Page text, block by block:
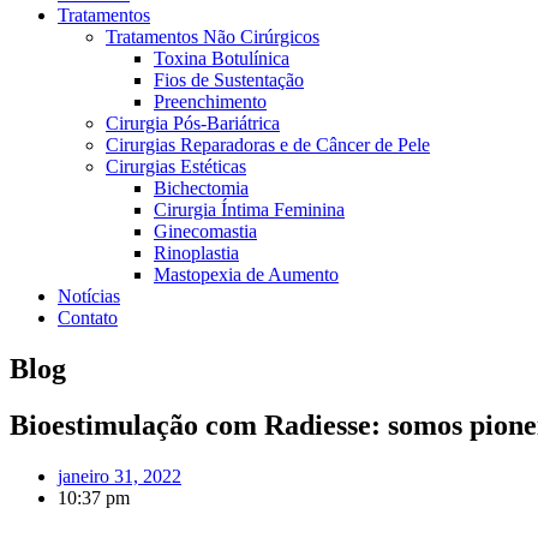
Tratamentos
Tratamentos Não Cirúrgicos
Toxina Botulínica
Fios de Sustentação
Preenchimento
Cirurgia Pós-Bariátrica
Cirurgias Reparadoras e de Câncer de Pele
Cirurgias Estéticas
Bichectomia
Cirurgia Íntima Feminina
Ginecomastia
Rinoplastia
Mastopexia de Aumento
Notícias
Contato
Blog
Bioestimulação com Radiesse: somos
janeiro 31, 2022
10:37 pm